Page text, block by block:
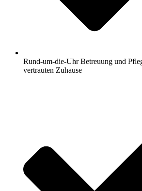
Rund-um-die-Uhr Betreuung und
vertrauten Zuhause